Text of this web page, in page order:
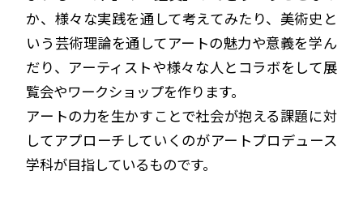
か、様々な実践を通して考えてみたり、美術史と
いう芸術理論を通してアートの魅力や意義を学ん
だり、アーティストや様々な人とコラボをして展
覧会やワークショップを作ります。
アートの力を生かすことで社会が抱える課題に対
してアプローチしていくのがアートプロデュース
学科が目指しているものです。